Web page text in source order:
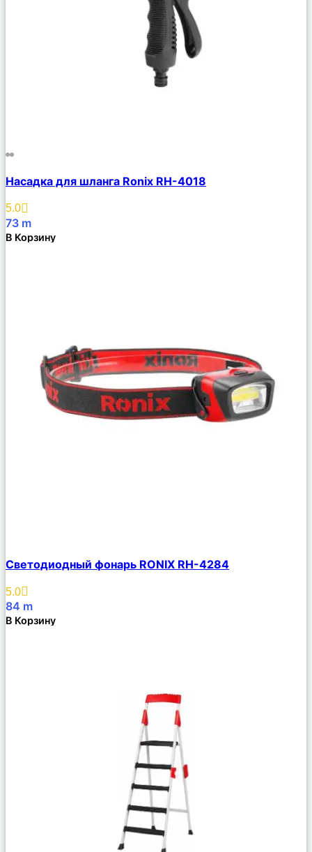
Описание
Избранное
Насадка для шланга Ronix RH-4018
5.0
73 m
В Корзину
Описание
Избранное
Светодиодный фонарь RONIX RH-4284
5.0
84 m
В Корзину